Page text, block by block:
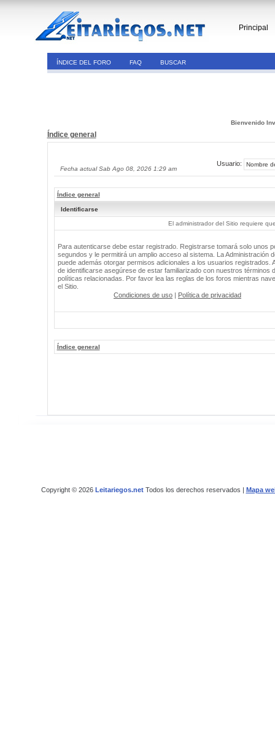
Principal
ÍNDICE DEL FORO FAQ BUSCAR
Bienvenido
Índice general
Fecha actual Sab Ago 08, 2026 1:29 am
Usuario:
Índice general
Identificarse
El administrador del Sitio requiere
Para autenticarse debe estar registrado. Registrarse tomará solo unos
segundos y le permitirá un amplio acceso al sistema. La Administración
puede además otorgar permisos adicionales a los usuarios registrados.
de identificarse asegúrese de estar familiarizado con nuestros términos
políticas relacionadas. Por favor lea las reglas de los foros mientras
el Sitio.
Condiciones de uso | Política de privacidad
Índice general
Copyright © 2026 Leitariegos.netTodos los derechos reservados | Mapa